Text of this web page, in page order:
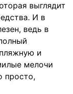
выглядит
И в
ведь в
и
мелочи
просто,